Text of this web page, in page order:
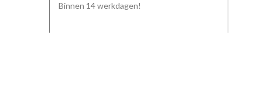
Binnen 14 werkdagen!